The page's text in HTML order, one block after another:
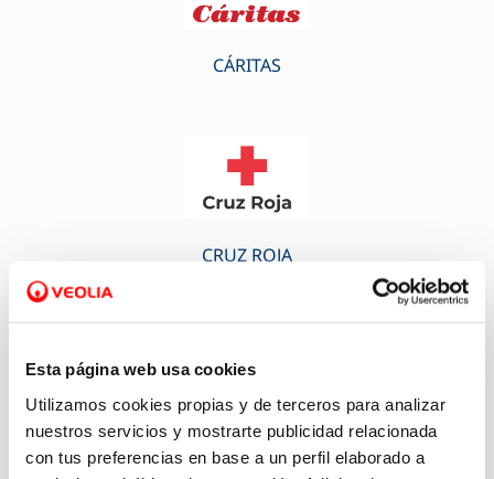
Esta página web usa cookies
Utilizamos cookies propias y de terceros para analizar
nuestros servicios y mostrarte publicidad relacionada
con tus preferencias en base a un perfil elaborado a
CÁRITAS
CRUZ ROJA
FEGABAN